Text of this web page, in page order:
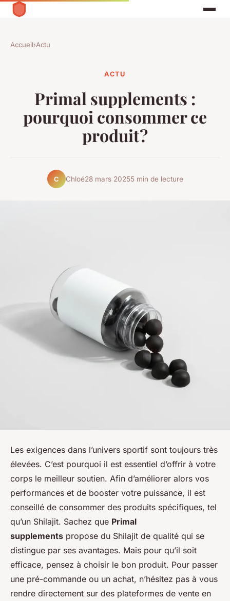
Accueil›Actu
ACTU
Primal supplements :
pourquoi consommer ce
produit ?
C Chloé28 mars 20255 min de lecture
Les exigences dans l’univers sportif sont toujours très
élevées. C’est pourquoi il est essentiel d’offrir à votre
corps le meilleur soutien. Afin d’améliorer alors vos
performances et de booster votre puissance, il est
conseillé de consommer des produits spécifiques, tel
qu’un Shilajit. Sachez que Primal
supplements propose du Shilajit de qualité qui se
distingue par ses avantages. Mais pour qu’il soit
efficace, pensez à choisir le bon produit. Pour passer
une pré-commande ou un achat, n’hésitez pas à vous
rendre directement sur des plateformes de vente en